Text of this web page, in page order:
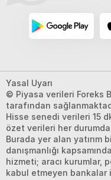
Yasal Uyarı
© Piyasa verileri Foreks
tarafından
Hisse senedi verileri 15
özet verileri her
Burada yer alan yatırım
danışmanlığı
hizmeti; aracı kurumlar,
kabul etmeyen bankalar